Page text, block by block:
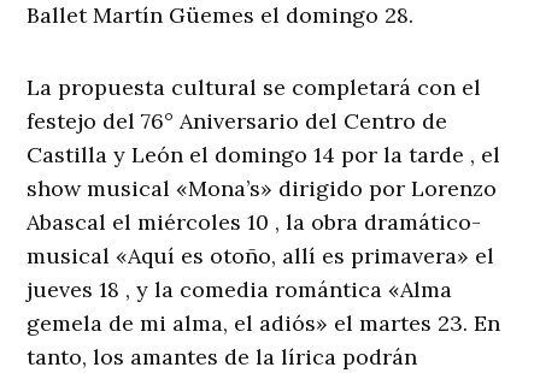
Ballet Martín Güemes el domingo 28.
La propuesta cultural se completará con el
festejo del 76° Aniversario del Centro de
Castilla y León el domingo 14 por la tarde , el
show musical «Mona’s» dirigido por Lorenzo
Abascal el miércoles 10 , la obra dramático-
musical «Aquí es otoño, allí es primavera» el
jueves 18 , y la comedia romántica «Alma
gemela de mi alma, el adiós» el martes 23. En
tanto, los amantes de la lírica podrán